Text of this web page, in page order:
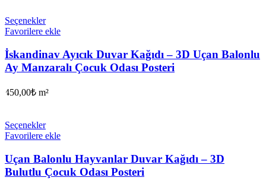
Seçenekler
Favorilere ekle
İskandinav Ayıcık Duvar Kağıdı – 3D Uçan Balonlu
Ay Manzaralı Çocuk Odası Posteri
450,00₺ m²
Seçenekler
Favorilere ekle
Uçan Balonlu Hayvanlar Duvar Kağıdı – 3D
Bulutlu Çocuk Odası Posteri